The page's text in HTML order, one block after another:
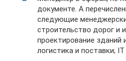
документе. А
следующие
строительство дорог и
проектирование зданий
логистика и поставки; IT